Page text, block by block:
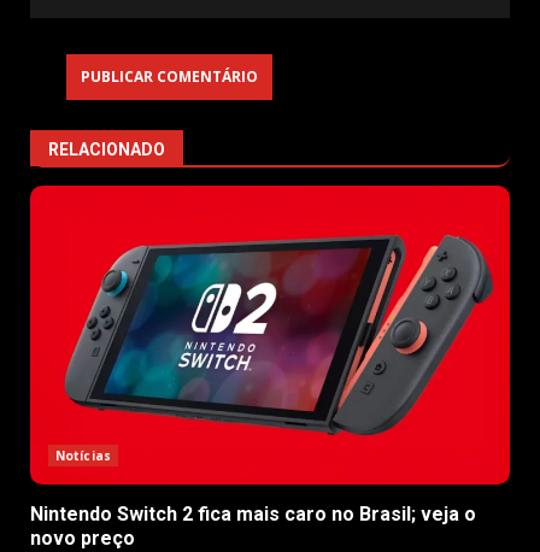
RELACIONADO
Notícias
Nintendo Switch 2 fica mais caro no Brasil; veja o
novo preço